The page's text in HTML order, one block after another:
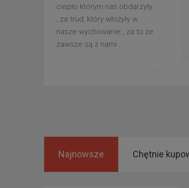
ciepło którym nas obdarzyły
, za trud, który włożyły w
nasze wychowanie , za to że
zawsze są z nami .
Najnowsze Chętnie